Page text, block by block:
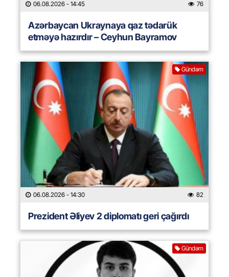
06.08.2026 - 14:45 76
Azərbaycan Ukraynaya qaz tədarük
etməyə hazırdır – Ceyhun Bayramov
Gündəm
06.08.2026 - 14:30 82
Prezident Əliyev 2 diplomatı geri çağırdı
Gündəm